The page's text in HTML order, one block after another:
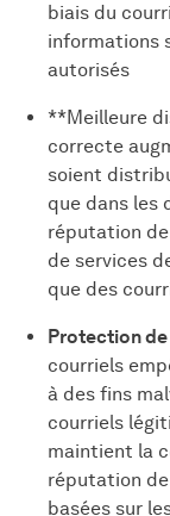
biais du
informations
autorisés
**Meilleure
correcte
soient
que dans les
réputation
de services
que des
Protection
courriels
à des fins
courriels
maintient la
réputation
basées sur